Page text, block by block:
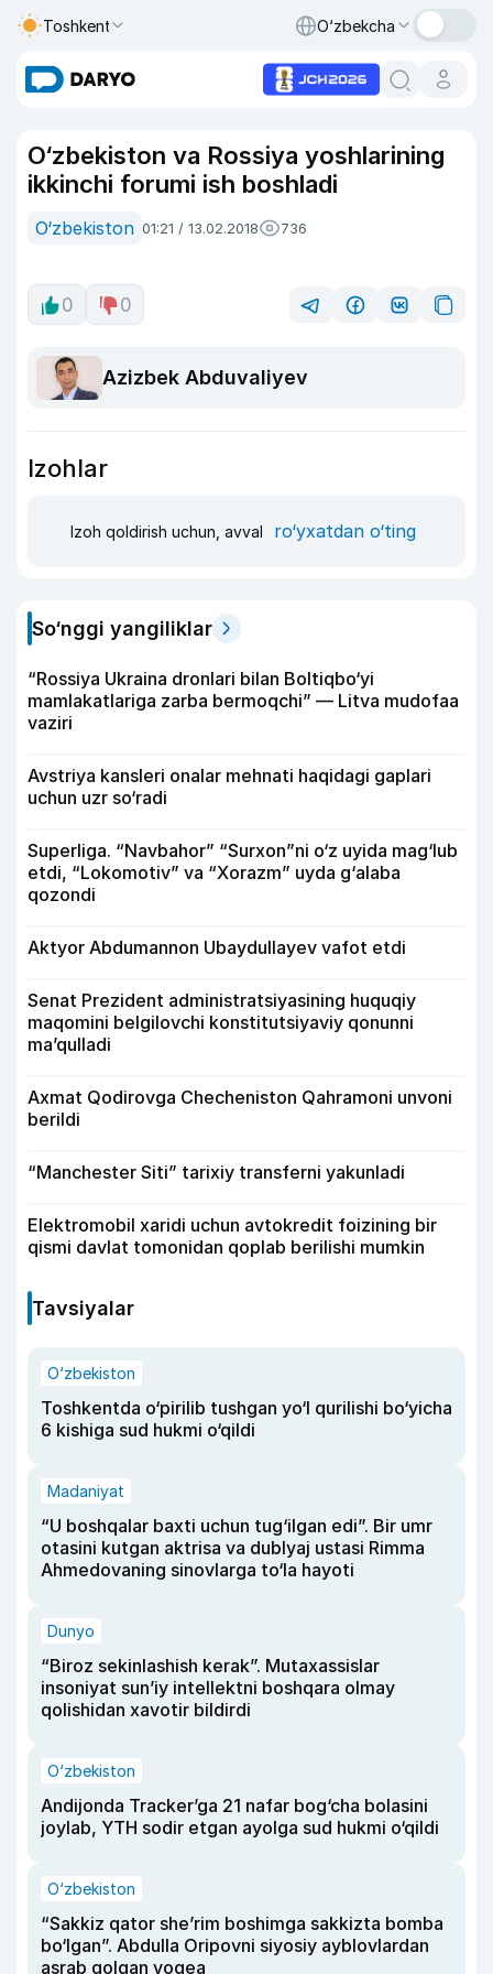
Toshkent O‘zbekcha
O‘zbekiston va Rossiya yoshlarining
ikkinchi forumi ish boshladi
O‘zbekiston 01:21 / 13.02.2018 736
0 0
Azizbek Abduvaliyev
Izohlar
Izoh qoldirish uchun, avval ro‘yxatdan o‘ting
So‘nggi yangiliklar
“Rossiya Ukraina dronlari bilan Boltiqbo‘yi
mamlakatlariga zarba bermoqchi” — Litva mudofaa
vaziri
Avstriya kansleri onalar mehnati haqidagi gaplari
uchun uzr so‘radi
Superliga. “Navbahor” “Surxon”ni o‘z uyida mag‘lub
etdi, “Lokomotiv” va “Xorazm” uyda g‘alaba
qozondi
Aktyor Abdu­mannon Ubaydullayev vafot etdi
Senat Prezident administratsiyasining huquqiy
maqomini belgilovchi konstitutsiyaviy qonunni
ma’qulladi
Axmat Qodirovga Checheniston Qahramoni unvoni
berildi
“Manchester Siti” tarixiy transferni yakunladi
Elektromobil xaridi uchun avtokredit foizining bir
qismi davlat tomonidan qoplab berilishi mumkin
Tavsiyalar
O‘zbekiston
Toshkentda o‘pirilib tushgan yo‘l qurilishi bo‘yicha
6 kishiga sud hukmi o‘qildi
Madaniyat
“U boshqalar baxti uchun tug‘ilgan edi”. Bir umr
otasini kutgan aktrisa va dublyaj ustasi Rimma
Ahmedovaning sinovlarga to‘la hayoti
Dunyo
“Biroz sekinlashish kerak”. Mutaxassislar
insoniyat sun’iy intellektni boshqara olmay
qolishidan xavotir bildirdi
O‘zbekiston
Andijonda Tracker’ga 21 nafar bog‘cha bolasini
joylab, YTH sodir etgan ayolga sud hukmi o‘qildi
O‘zbekiston
“Sakkiz qator she’rim boshimga sakkizta bomba
bo‘lgan”. Abdulla Oripovni siyosiy ayblovlardan
asrab qolgan voqea